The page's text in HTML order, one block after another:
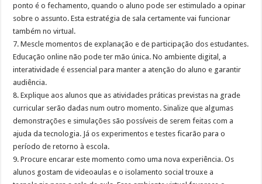
ponto é o fechamento, quando o aluno pode ser estimulado a opinar
sobre o assunto. Esta estratégia de sala certamente vai funcionar
também no virtual.
7. Mescle momentos de explanação e de participação dos estudantes.
Educação online não pode ter mão única. No ambiente digital, a
interatividade é essencial para manter a atenção do aluno e garantir
audiência.
8. Explique aos alunos que as atividades práticas previstas na grade
curricular serão dadas num outro momento. Sinalize que algumas
demonstrações e simulações são possíveis de serem feitas com a
ajuda da tecnologia. Já os experimentos e testes ficarão para o
período de retorno à escola.
9. Procure encarar este momento como uma nova experiência. Os
alunos gostam de videoaulas e o isolamento social trouxe a